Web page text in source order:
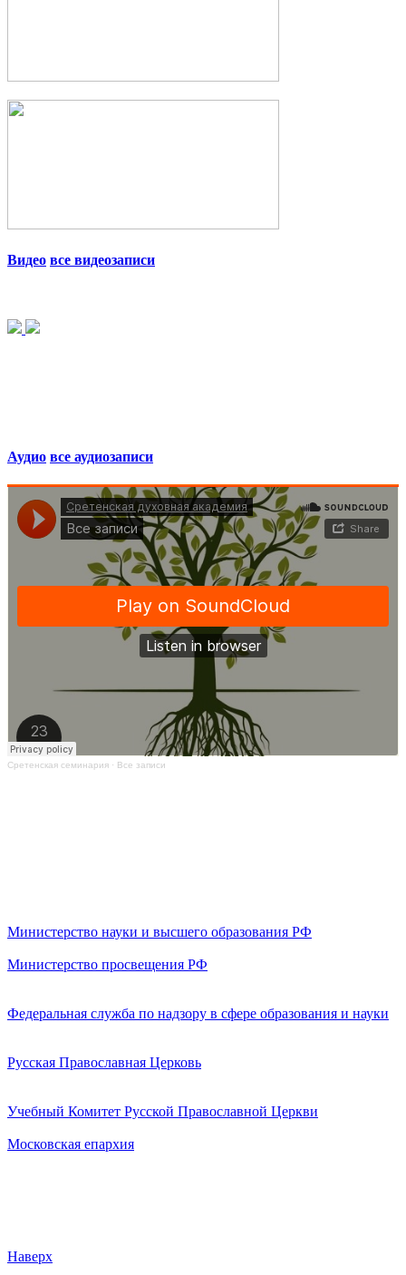
Видео все видеозаписи
Аудио все аудиозаписи
Сретенская семинария · Все записи
Министерство науки и высшего образования РФ
Министерство просвещения РФ
Федеральная служба по надзору в сфере образования и науки
Русская Православная Церковь
Учебный Комитет Русской Православной Церкви
Московская епархия
Наверх